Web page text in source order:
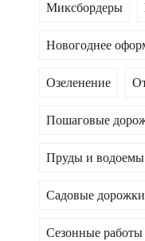
Миксбордеры
Новогоднее
Озеленение
Пошаговые
Пруды и водоемы
Садовые
Сезонные работы